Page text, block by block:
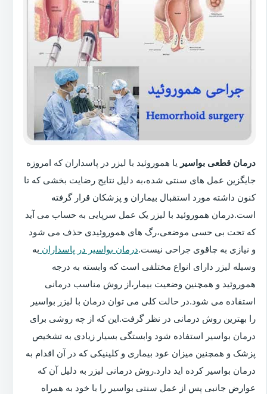
درمان قطعی بواسیر یا هموروئید با لیزر در پاسداران که امروزه
جایگزین عمل های سنتی شده،به دلیل نتایج رضایت بخشی که تا
کنون داشته مورد استقبال بیماران و پزشکان قرار گرفته
است.درمان هموروئید با لیزر یک عمل سرپایی به حساب می آید
که تحت بی حسی موضعی،رگ های هموروئیدی حذف می شود
و نیازی به چاقوی جراحی نیست.درمان بواسیر در پاسداران به
وسیله لیزر دارای انواع مختلفی است که وابسته به درجه
هموروئید و همچنین وضعیت بیمار،از روش مناسب درمانی
استفاده می شود.در حالت کلی می توان درمان با لیزر بواسیر
را بهترین روش درمانی در نظر گرفت.این که از چه روشی برای
درمان بواسیر استفاده شود وابستگی بسیار زیادی به تشخیص
پزشک و همچنین میزان عود بیماری و کلینیکی که در آن اقدام به
درمان بواسیر کرده اید دارد.روش درمانی لیزر به دلیل آن که
عوارض جانبی پس از عمل سنتی بواسیر را با خود به همراه